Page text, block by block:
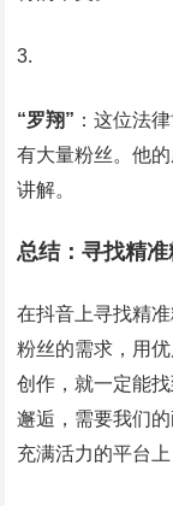
“罗翔” ：这位法
有大量粉丝。他
讲解。
总结：寻找精
在抖音上寻找精
粉丝的需求，用
创作，就一定能
邂逅，需要我们
充满活力的平台